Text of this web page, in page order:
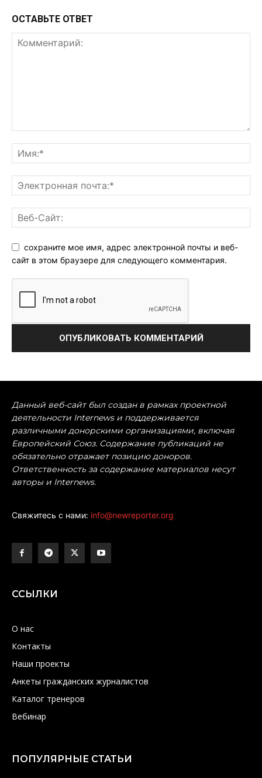
ОСТАВЬТЕ ОТВЕТ
сохраните мое имя, адрес электронной почты и веб-
сайт в этом браузере для следующего комментария.
Данный веб-сайт был создан в рамках проектной
деятельности Internews и поддерживается
различными донорскими организациями, включая
Европейский Союз. Содержание публикаций не
обязательно отражает позицию доноров.
Ответственность за содержание материалов несут
авторы и Internews.
Свяжитесь с нами: info@newreporter.org
ССЫЛКИ
О нас
Контакты
Наши проекты
Анкеты гражданских журналистов
Каталог тренеров
Вебинар
ПОПУЛЯРНЫЕ СТАТЬИ